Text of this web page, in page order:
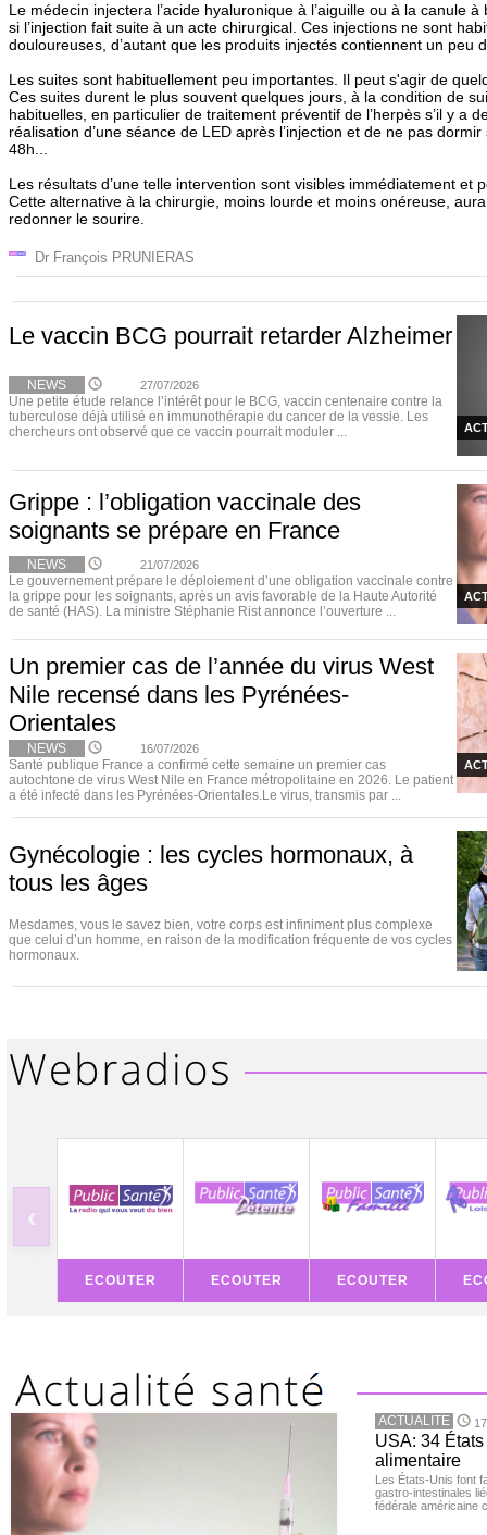
Le médecin injectera l’acide hyaluronique à l’aiguille ou à la canule
si l’injection fait suite à un acte chirurgical. Ces injections ne sont
douloureuses, d’autant que les produits injectés contiennent un peu
Les suites sont habituellement peu importantes. Il peut s'agir de
Ces suites durent le plus souvent quelques jours, à la condition de
habituelles, en particulier de traitement préventif de l’herpès s’il y a
réalisation d’une séance de LED après l’injection et de ne pas
48h...
Les résultats d’une telle intervention sont visibles immédiatement et
Cette alternative à la chirurgie, moins lourde et moins onéreuse,
redonner le sourire.
Dr François PRUNIERAS
Le vaccin BCG pourrait retarder Alzheimer
NEWS 27/07/2026
Une petite étude relance l’intérêt pour le BCG, vaccin centenaire contre la
tuberculose déjà utilisé en immunothérapie du cancer de la vessie. Les
chercheurs ont observé que ce vaccin pourrait moduler ...
Grippe : l’obligation vaccinale des
soignants se prépare en France
NEWS 21/07/2026
Le gouvernement prépare le déploiement d’une obligation vaccinale contre
la grippe pour les soignants, après un avis favorable de la Haute Autorité
de santé (HAS). La ministre Stéphanie Rist annonce l’ouverture ...
Un premier cas de l’année du virus West
Nile recensé dans les Pyrénées-
Orientales
NEWS 16/07/2026
Santé publique France a confirmé cette semaine un premier cas
autochtone de virus West Nile en France métropolitaine en 2026. Le patient
a été infecté dans les Pyrénées-Orientales.Le virus, transmis par ...
Gynécologie : les cycles hormonaux, à
tous les âges
Mesdames, vous le savez bien, votre corps est infiniment plus complexe
que celui d’un homme, en raison de la modification fréquente de vos cycles
hormonaux.
‹
ECOUTER ECOUTER ECOUTER
ACTUALITE
USA: 34
alimentaire
Les États-Unis font
gastro-intestinales
fédérale américaine